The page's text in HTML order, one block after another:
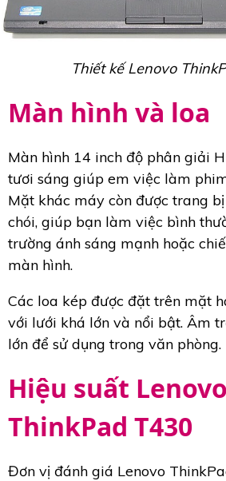
Thiết kế Lenovo
Màn hình và loa
Màn hình 14 inch độ phân giải
tươi sáng giúp em việc làm
Mặt khác máy còn được trang
chói, giúp bạn làm việc bình
trường ánh sáng mạnh hoặc
màn hình.
Các loa kép được đặt trên mặt
với lưới khá lớn và nổi bật. Âm
lớn để sử dụng trong văn phòng.
Hiệu suất Lenovo
ThinkPad T430
Đơn vị đánh giá Lenovo